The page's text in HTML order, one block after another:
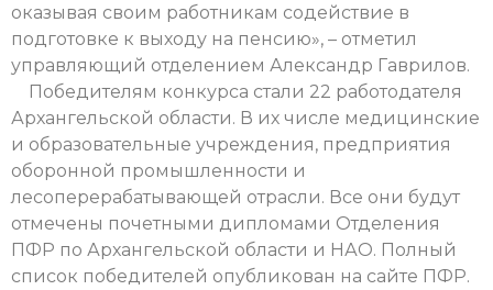
оказывая своим работникам содействие в
подготовке к выходу на пенсию», – отметил
управляющий отделением Александр Гаврилов.
Победителям конкурса стали 22 работодателя
Архангельской области. В их числе медицинские
и образовательные учреждения, предприятия
оборонной промышленности и
лесоперерабатывающей отрасли. Все они будут
отмечены почетными дипломами Отделения
ПФР по Архангельской области и НАО. Полный
список победителей опубликован на сайте ПФР.